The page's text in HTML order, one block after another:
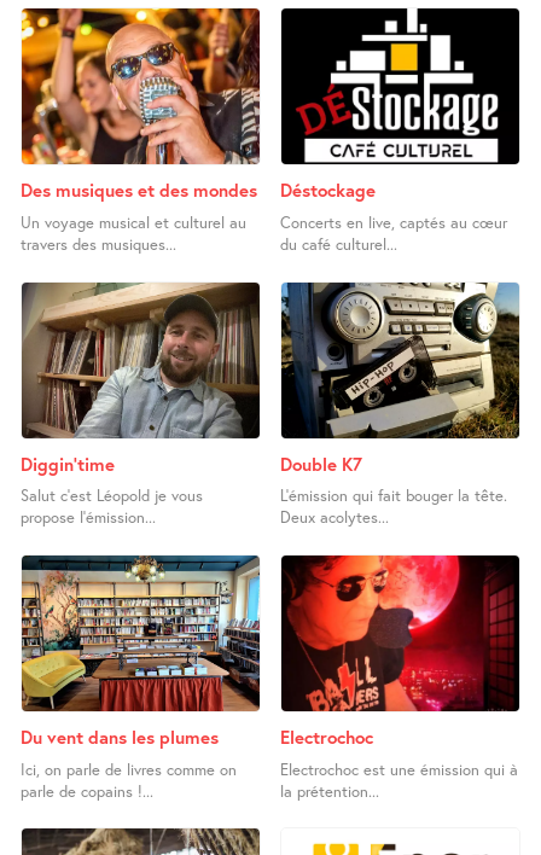
Des musiques et des mondes
Un voyage musical et culturel au
travers des musiques...
Déstockage
Concerts en live, captés au cœur
du café culturel...
Diggin’time
Salut c’est Léopold je vous
propose l’émission...
Double K7
L’émission qui fait bouger la tête.
Deux acolytes...
Du vent dans les plumes
Ici, on parle de livres comme on
parle de copains !...
Electrochoc
Electrochoc est une émission qui à
la prétention...